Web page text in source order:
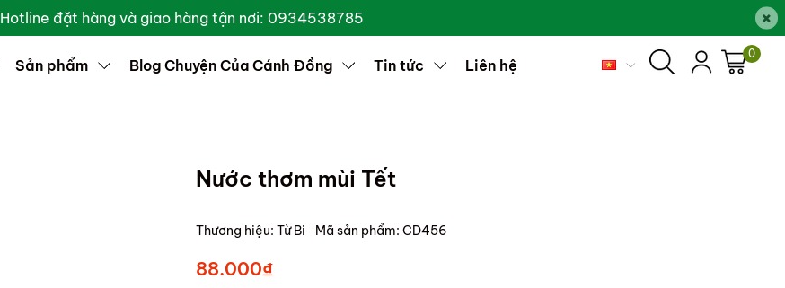
Hotline đặt hàng và giao hàng tận nơi: 0934538785 ×
Sản phẩm Blog Chuyện Của Cánh Đồng Tin tức Liên hệ
0
Nước thơm mùi Tết
Thương hiệu: Từ Bi Mã sản phẩm: CD456
88.000₫